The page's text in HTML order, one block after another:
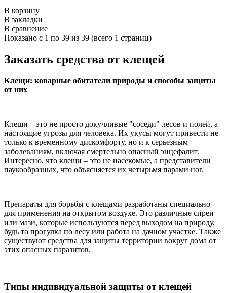
В корзину
В закладки
В сравнение
Показано с 1 по 39 из 39 (всего 1 страниц)
Заказать средства от клещей
Клещи: коварные обитатели природы и способы защиты
от них
Клещи – это не просто докучливые "соседи" лесов и полей, а
настоящие угрозы для человека. Их укусы могут привести не
только к временному дискомфорту, но и к серьезным
заболеваниям, включая смертельно опасный энцефалит.
Интересно, что клещи – это не насекомые, а представители
паукообразных, что объясняется их четырьмя парами ног.
Препараты для борьбы с клещами разработаны специально
для применения на открытом воздухе. Это различные спреи
или мази, которые используются перед выходом на природу,
будь то прогулка по лесу или работа на дачном участке. Также
существуют средства для защиты территории вокруг дома от
этих опасных паразитов.
Типы индивидуальной защиты от клещей